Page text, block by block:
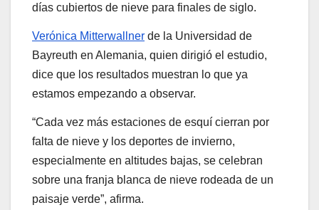
días cubiertos de nieve para finales de siglo.
Verónica Mitterwallner de la Universidad de
Bayreuth en Alemania, quien dirigió el estudio,
dice que los resultados muestran lo que ya
estamos empezando a observar.
“Cada vez más estaciones de esquí cierran por
falta de nieve y los deportes de invierno,
especialmente en altitudes bajas, se celebran
sobre una franja blanca de nieve rodeada de un
paisaje verde”, afirma.